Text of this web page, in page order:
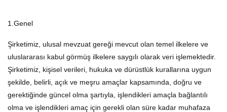
1.Genel
Şirketimiz, ulusal mevzuat gereği mevcut olan temel ilkelere ve
uluslararası kabul görmüş ilkelere saygılı olarak veri işlemektedir.
Şirketimiz, kişisel verileri, hukuka ve dürüstlük kurallarına uygun
şekilde, belirli, açık ve meşru amaçlar kapsamında, doğru ve
gerektiğinde güncel olma şartıyla, işlendikleri amaçla bağlantılı
olma ve işlendikleri amaç için gerekli olan süre kadar muhafaza